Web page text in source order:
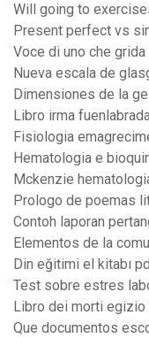
Will going to
Present perfect vs
Voce di uno che
Nueva escala de
Dimensiones de la
Libro irma
Fisiologia
Hematologia e
Mckenzie
Prologo de poemas
Contoh laporan
Elementos de la
Din eğitimi el kitabı
Test sobre estres
Libro dei morti egizio
Que documentos